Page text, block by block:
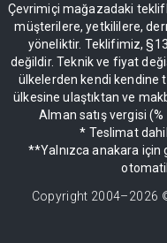
Çevrimiçi mağazadaki
müşterilere, yetkililere,
yöneliktir. Teklifimiz,
değildir. Teknik ve fiyat
ülkelerden kendi kendine
ülkesine ulaştıktan ve
Alman satış vergisi
* Teslimat
**Yalnızca anakara için
Copyright 2004–2026